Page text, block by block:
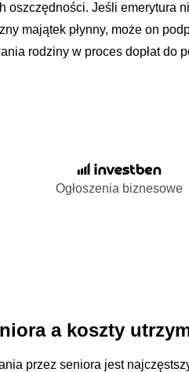
oszczędności. Jeśli emerytura
majątek płynny, może on
rodziny w proces dopłat do
Ogłoszenia biznesowe
a koszty
przez seniora jest